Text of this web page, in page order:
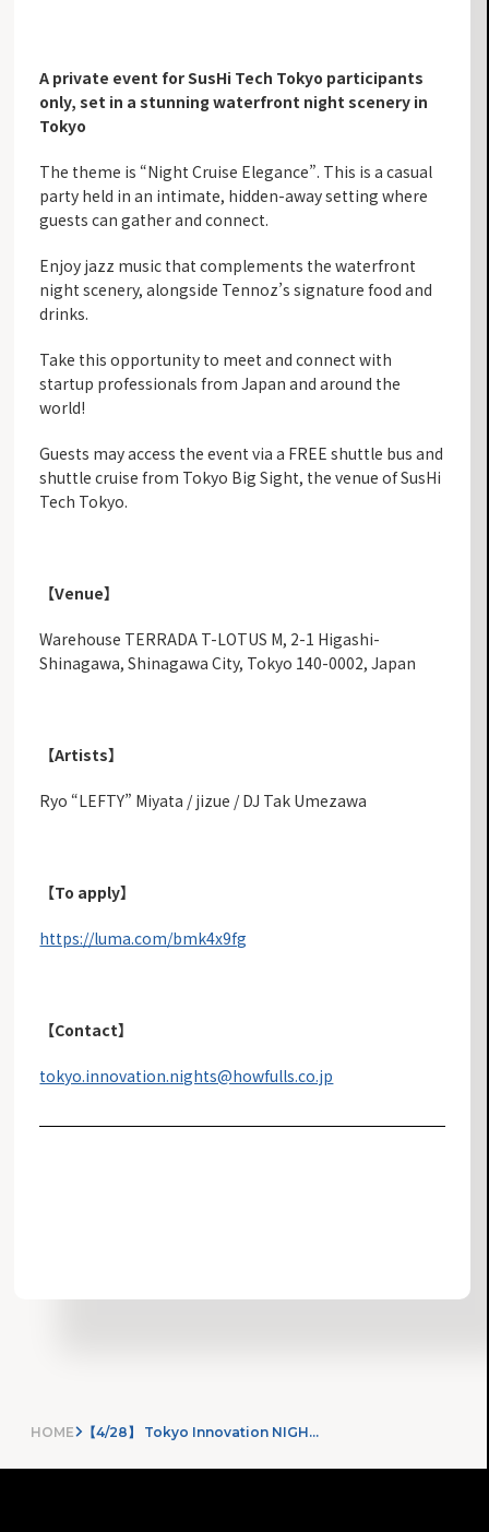
A private event for SusHi Tech Tokyo participants
only,set in a stunning waterfront night scenery in
Tokyo
The theme is “Night Cruise Elegance”. This is a casual
party held in an intimate, hidden-away setting where
guests can gather and connect.
Enjoy jazz music that complements the waterfront
night scenery, alongside Tennoz’s signature food and
drinks.
Take this opportunity to meet and connect with
startup professionals from Japan and around the
world!
Guests may access the event via a FREE shuttle bus and
shuttle cruise from Tokyo Big Sight, the venue of SusHi
Tech Tokyo.
【Venue】
Warehouse TERRADA T-LOTUS M, 2-1 Higashi-
Shinagawa, Shinagawa City, Tokyo 140-0002, Japan
【Artists】
Ryo “LEFTY” Miyata / jizue / DJ Tak Umezawa
【To apply】
https://luma.com/bmk4x9fg
【Contact】
tokyo.innovation.nights@howfulls.co.jp
HOME 【4/28】 Tokyo Innovation NIGHTs @天王洲を開催！（SusHi Tech Tokyo 2026 関係者向け）